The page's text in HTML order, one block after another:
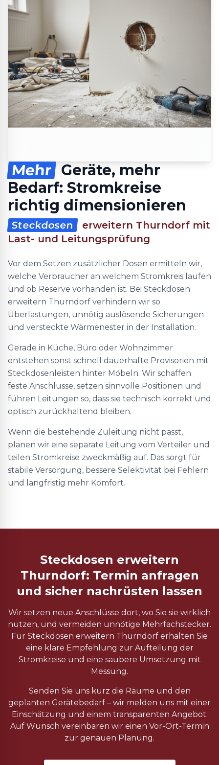
Mehr Geräte, mehr
Bedarf: Stromkreise
richtig dimensionieren
Steckdosen
erweitern Thurndorf mit
Last- und Leitungsprüfung
Vor dem Setzen zusätzlicher Dosen ermitteln wir,
welche Verbraucher an welchem Stromkreis laufen
und ob Reserve vorhanden ist. Bei Steckdosen
erweitern Thurndorf verhindern wir so
Überlastungen, unnötig auslösende Sicherungen
und versteckte Wärmenester in der Installation.
Gerade in Küche, Büro oder Wohnzimmer
entstehen sonst schnell dauerhafte Provisorien mit
Steckdosenleisten hinter Möbeln. Wir schaffen
feste Anschlüsse, setzen sinnvolle Positionen und
führen Leitungen so, dass sie technisch korrekt und
optisch zurückhaltend bleiben.
Wenn die bestehende Zuleitung nicht passt,
planen wir eine separate Leitung vom Verteiler und
teilen Stromkreise zweckmäßig auf. Das sorgt für
stabile Versorgung, bessere Selektivität bei Fehlern
und langfristig mehr Komfort.
Steckdosen erweitern
Thurndorf: Termin anfragen
und sicher nachrüsten lassen
Wir setzen neue Anschlüsse dort, wo Sie sie wirklich
nutzen, und vermeiden unnötige Mehrfachstecker.
Für Steckdosen erweitern Thurndorf erhalten Sie
eine klare Empfehlung zur Aufteilung der
Stromkreise und eine saubere Umsetzung mit
Messung.
Senden Sie uns kurz die Räume und den
geplanten Gerätebedarf – wir melden uns mit einer
Einschätzung und einem transparenten Angebot.
Auf Wunsch vereinbaren wir einen Vor-Ort-Termin
zur genauen Planung.